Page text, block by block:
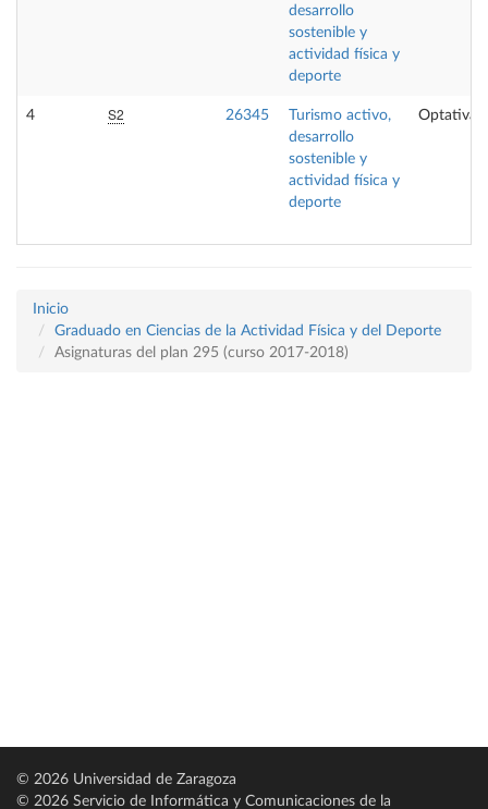
desarrollo
sostenible y
actividad física y
deporte
4 S2 26345
Turismo activo,
desarrollo
sostenible y
actividad física y
deporte
Optativa
Inicio
Graduado en Ciencias de la Actividad Física y del Deporte
Asignaturas del plan 295 (curso 2017-2018)
© 2026 Universidad de Zaragoza
© 2026 Servicio de Informática y Comunicaciones de la